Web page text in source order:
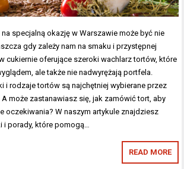
specjalną okazję w Warszawie może być nie
gdy zależy nam na smaku i przystępnej
cukiernie oferujące szeroki wachlarz tortów, które
ale także nie nadwyrężają portfela.
i rodzaje tortów są najchętniej wybierane przez
może zastanawiasz się, jak zamówić tort, aby
oczekiwania? W naszym artykule znajdziesz
porady, które pomogą…
READ MORE